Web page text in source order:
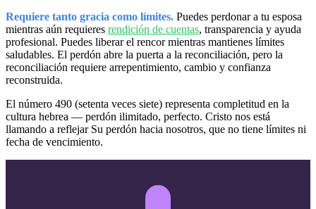
Requiere tanto gracia como límites. Puedes perdonar a tu esposa
mientras aún requieres rendición de cuentas, transparencia y ayuda
profesional. Puedes liberar el rencor mientras mantienes límites
saludables. El perdón abre la puerta a la reconciliación, pero la
reconciliación requiere arrepentimiento, cambio y confianza
reconstruida.
El número 490 (setenta veces siete) representa completitud en la
cultura hebrea — perdón ilimitado, perfecto. Cristo nos está
llamando a reflejar Su perdón hacia nosotros, que no tiene límites ni
fecha de vencimiento.